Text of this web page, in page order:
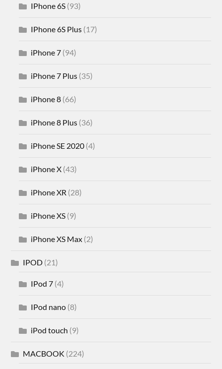
IPhone 6S (93)
IPhone 6S Plus (17)
iPhone 7 (94)
iPhone 7 Plus (35)
iPhone 8 (66)
iPhone 8 Plus (36)
iPhone SE 2020 (4)
iPhone X (43)
iPhone XR (28)
iPhone XS (9)
iPhone XS Max (2)
IPOD (21)
IPod 7 (4)
IPod nano (8)
iPod touch (9)
MACBOOK (224)